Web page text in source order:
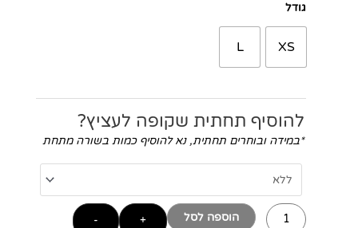
גודל
XS
L
להוסיף תחתית שקופה לעציץ?
*במידה ובוחרים תחתית, נא להוסיף כמות בשורה מתחת
+
של
בזל
קרם
- הוספה לסל